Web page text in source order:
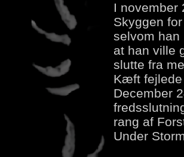
I
Skyggen
selvom
at han ville
slutte fra
Kæft fejlede
December
rang af
Under